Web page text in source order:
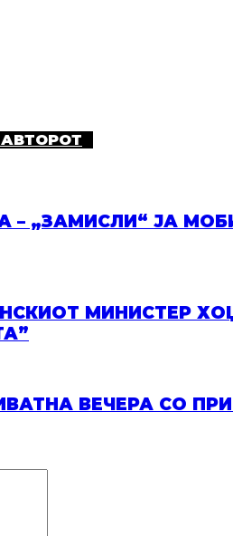
– „ЗАМИСЛИ“ ЈА
МИНИСТЕР
ВЕЧЕРА СО
на вашата e-mail адреса.*